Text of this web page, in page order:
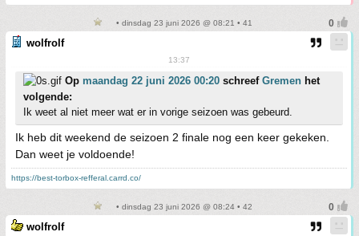
• dinsdag 23 juni 2026 @ 08:21 • 41
wolfrolf
13:37
Op maandag 22 juni 2026 00:20 schreef Gremen het
volgende:
Ik weet al niet meer wat er in vorige seizoen was gebeurd.
Ik heb dit weekend de seizoen 2 finale nog een keer gekeken.
Dan weet je voldoende!
https://best-torbox-refferal.carrd.co/
• dinsdag 23 juni 2026 @ 08:24 • 42
wolfrolf